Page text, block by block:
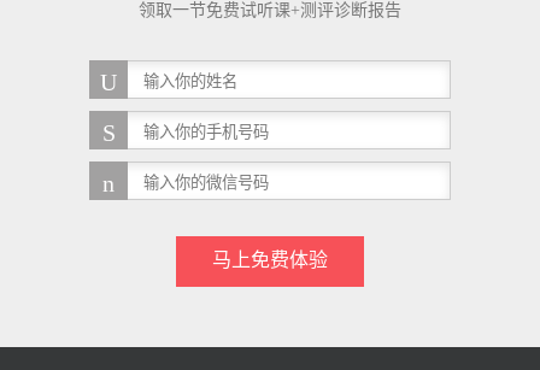
领取一节免费试听课+测评诊断报告
马上免费体验